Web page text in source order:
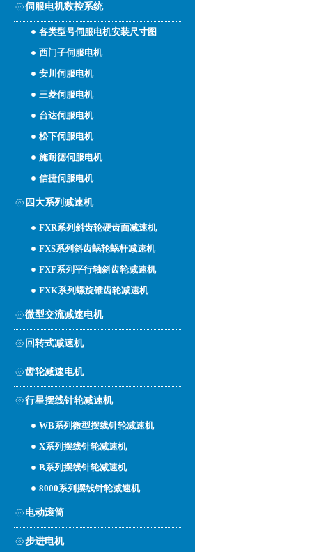
伺服电机数控系统
各类型号伺服电机安装尺寸图
西门子伺服电机
安川伺服电机
三菱伺服电机
台达伺服电机
松下伺服电机
施耐德伺服电机
信捷伺服电机
四大系列减速机
FXR系列斜齿轮硬齿面减速机
FXS系列斜齿蜗轮蜗杆减速机
FXF系列平行轴斜齿轮减速机
FXK系列螺旋锥齿轮减速机
微型交流减速电机
回转式减速机
齿轮减速电机
行星摆线针轮减速机
WB系列微型摆线针轮减速机
X系列摆线针轮减速机
B系列摆线针轮减速机
8000系列摆线针轮减速机
电动滚筒
步进电机